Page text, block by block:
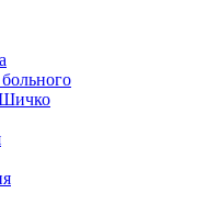
Шичко